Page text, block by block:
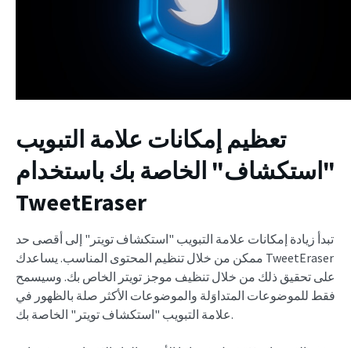
تعظيم إمكانات علامة التبويب
"استكشاف" الخاصة بك باستخدام
TweetEraser
تبدأ زيادة إمكانات علامة التبويب "استكشاف تويتر" إلى أقصى حد
ممكن من خلال تنظيم المحتوى المناسب. يساعدك TweetEraser
على تحقيق ذلك من خلال تنظيف موجز تويتر الخاص بك. وسيسمح
فقط للموضوعات المتداوَلة والموضوعات الأكثر صلة بالظهور في
علامة التبويب "استكشاف تويتر" الخاصة بك.